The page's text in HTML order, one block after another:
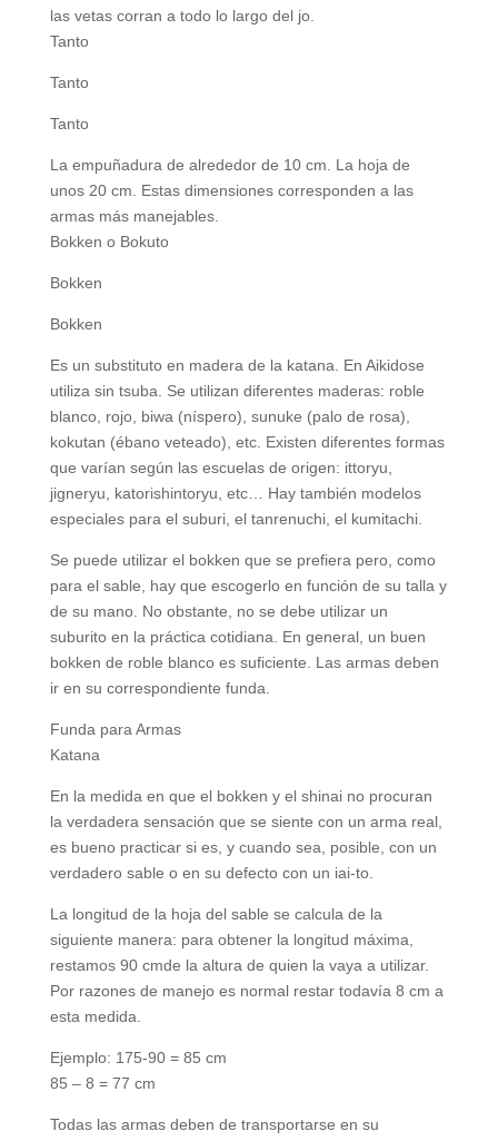
las vetas corran a todo lo largo del jo.
Tanto
Tanto
Tanto
La empuñadura de alrededor de 10 cm. La hoja de
unos 20 cm. Estas dimensiones corresponden a las
armas más manejables.
Bokken o Bokuto
Bokken
Bokken
Es un substituto en madera de la katana. En Aikidose
utiliza sin tsuba. Se utilizan diferentes maderas: roble
blanco, rojo, biwa (níspero), sunuke (palo de rosa),
kokutan (ébano veteado), etc. Existen diferentes formas
que varían según las escuelas de origen: ittoryu,
jigneryu, katorishintoryu, etc… Hay también modelos
especiales para el suburi, el tanrenuchi, el kumitachi.
Se puede utilizar el bokken que se prefiera pero, como
para el sable, hay que escogerlo en función de su talla y
de su mano. No obstante, no se debe utilizar un
suburito en la práctica cotidiana. En general, un buen
bokken de roble blanco es suficiente. Las armas deben
ir en su correspondiente funda.
Funda para Armas
Katana
En la medida en que el bokken y el shinai no procuran
la verdadera sensación que se siente con un arma real,
es bueno practicar si es, y cuando sea, posible, con un
verdadero sable o en su defecto con un iai-to.
La longitud de la hoja del sable se calcula de la
siguiente manera: para obtener la longitud máxima,
restamos 90 cmde la altura de quien la vaya a utilizar.
Por razones de manejo es normal restar todavía 8 cm a
esta medida.
Ejemplo: 175-90 = 85 cm
85 – 8 = 77 cm
Todas las armas deben de transportarse en su